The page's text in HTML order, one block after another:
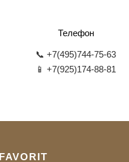
Телефон
📞 +7(495)744-75-63
📱 +7(925)174-88-81
FAVORIT